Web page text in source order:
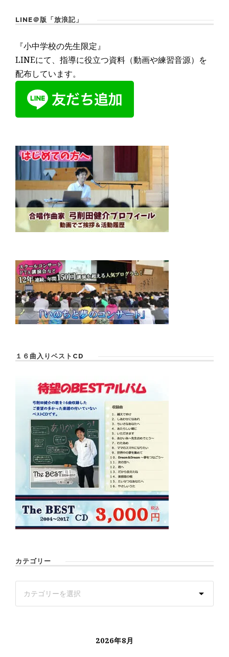
LINE＠版「放浪記」
『小中学校の先生限定』
LINEにて、指導に役立つ資料（動画や練習音源）を
配布しています。
１６曲入りベストCD
カテゴリー
2026年8月